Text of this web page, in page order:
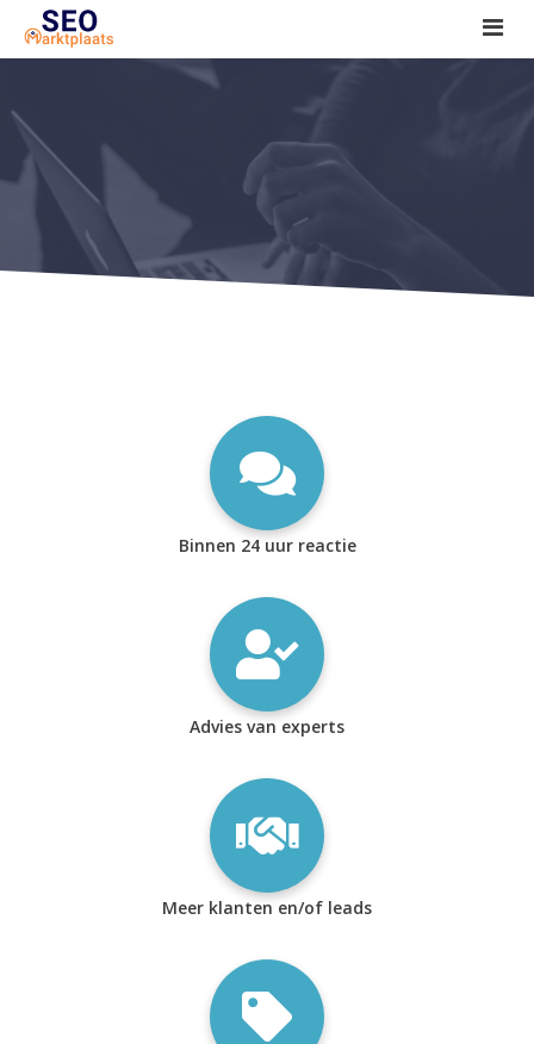
SEO tools reviews
Marketeer bij jou in de buurt?
Offerte
1. Seo voor beginners +
2. Onderzoeken +
Binnen 24 uur reactie
Advies van experts
Meer klanten en/of leads